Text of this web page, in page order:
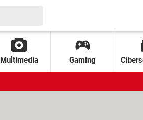
Multimedia Gaming